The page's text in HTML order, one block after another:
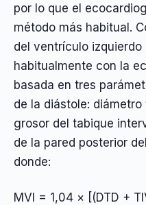
por lo que el
método más habitual.
del ventrículo izquierdo
habitualmente con la
basada en tres
de la diástole:
grosor del tabique
de la pared posterior
donde:
MVI = 1,04 × [(DTD +